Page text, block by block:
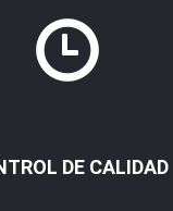
DE CALIDAD